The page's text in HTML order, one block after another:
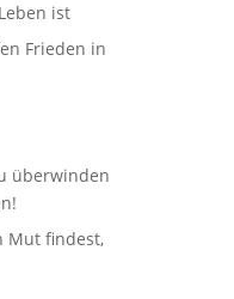
ist
Frieden in
überwinden
Mut findest,